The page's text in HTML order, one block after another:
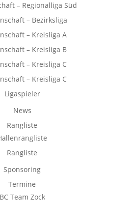
– Regionalliga Süd
– Bezirksliga
– Kreisliga A
– Kreisliga B
– Kreisliga C
– Kreisliga C
Ligaspieler
News
Rangliste
Rangliste
Sponsoring
Termine
BC Team Zock